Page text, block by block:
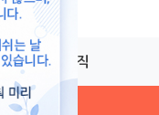
뮤직